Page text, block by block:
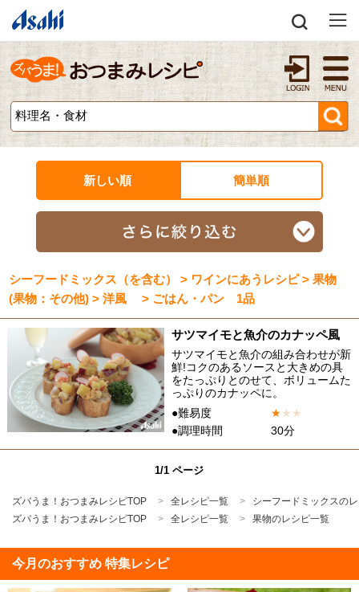
新しい順 簡単順
シーフードミックス（を含む） > ワインにあうレシピ > 果物
(果物：その他) > 洋風 > ごはん・パン 1品
サツマイモと魚介のカナッペ風
サツマイモと魚介の組み合わせが新
鮮!コクのあるソースと大きめの具
をたっぷりとのせて、ボリュームた
っぷりのカナッペに。
●難易度
★★ ★
●調理時間
30分
1/1 ページ
ズバうま！おつまみレシピTOP 全レシピ一覧
シーフードミックスの
ズバうま！おつまみレシピTOP
全レシピ一覧 果物のレシピ一覧
今月のおすすめ 特集レシピ